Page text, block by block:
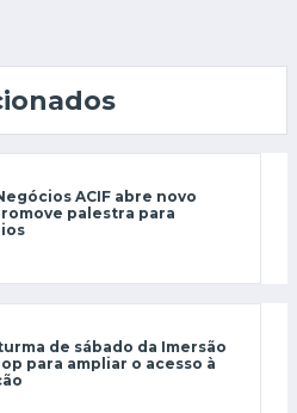
ACIF abre novo
palestra para
de sábado da Imersão
para ampliar o acesso à